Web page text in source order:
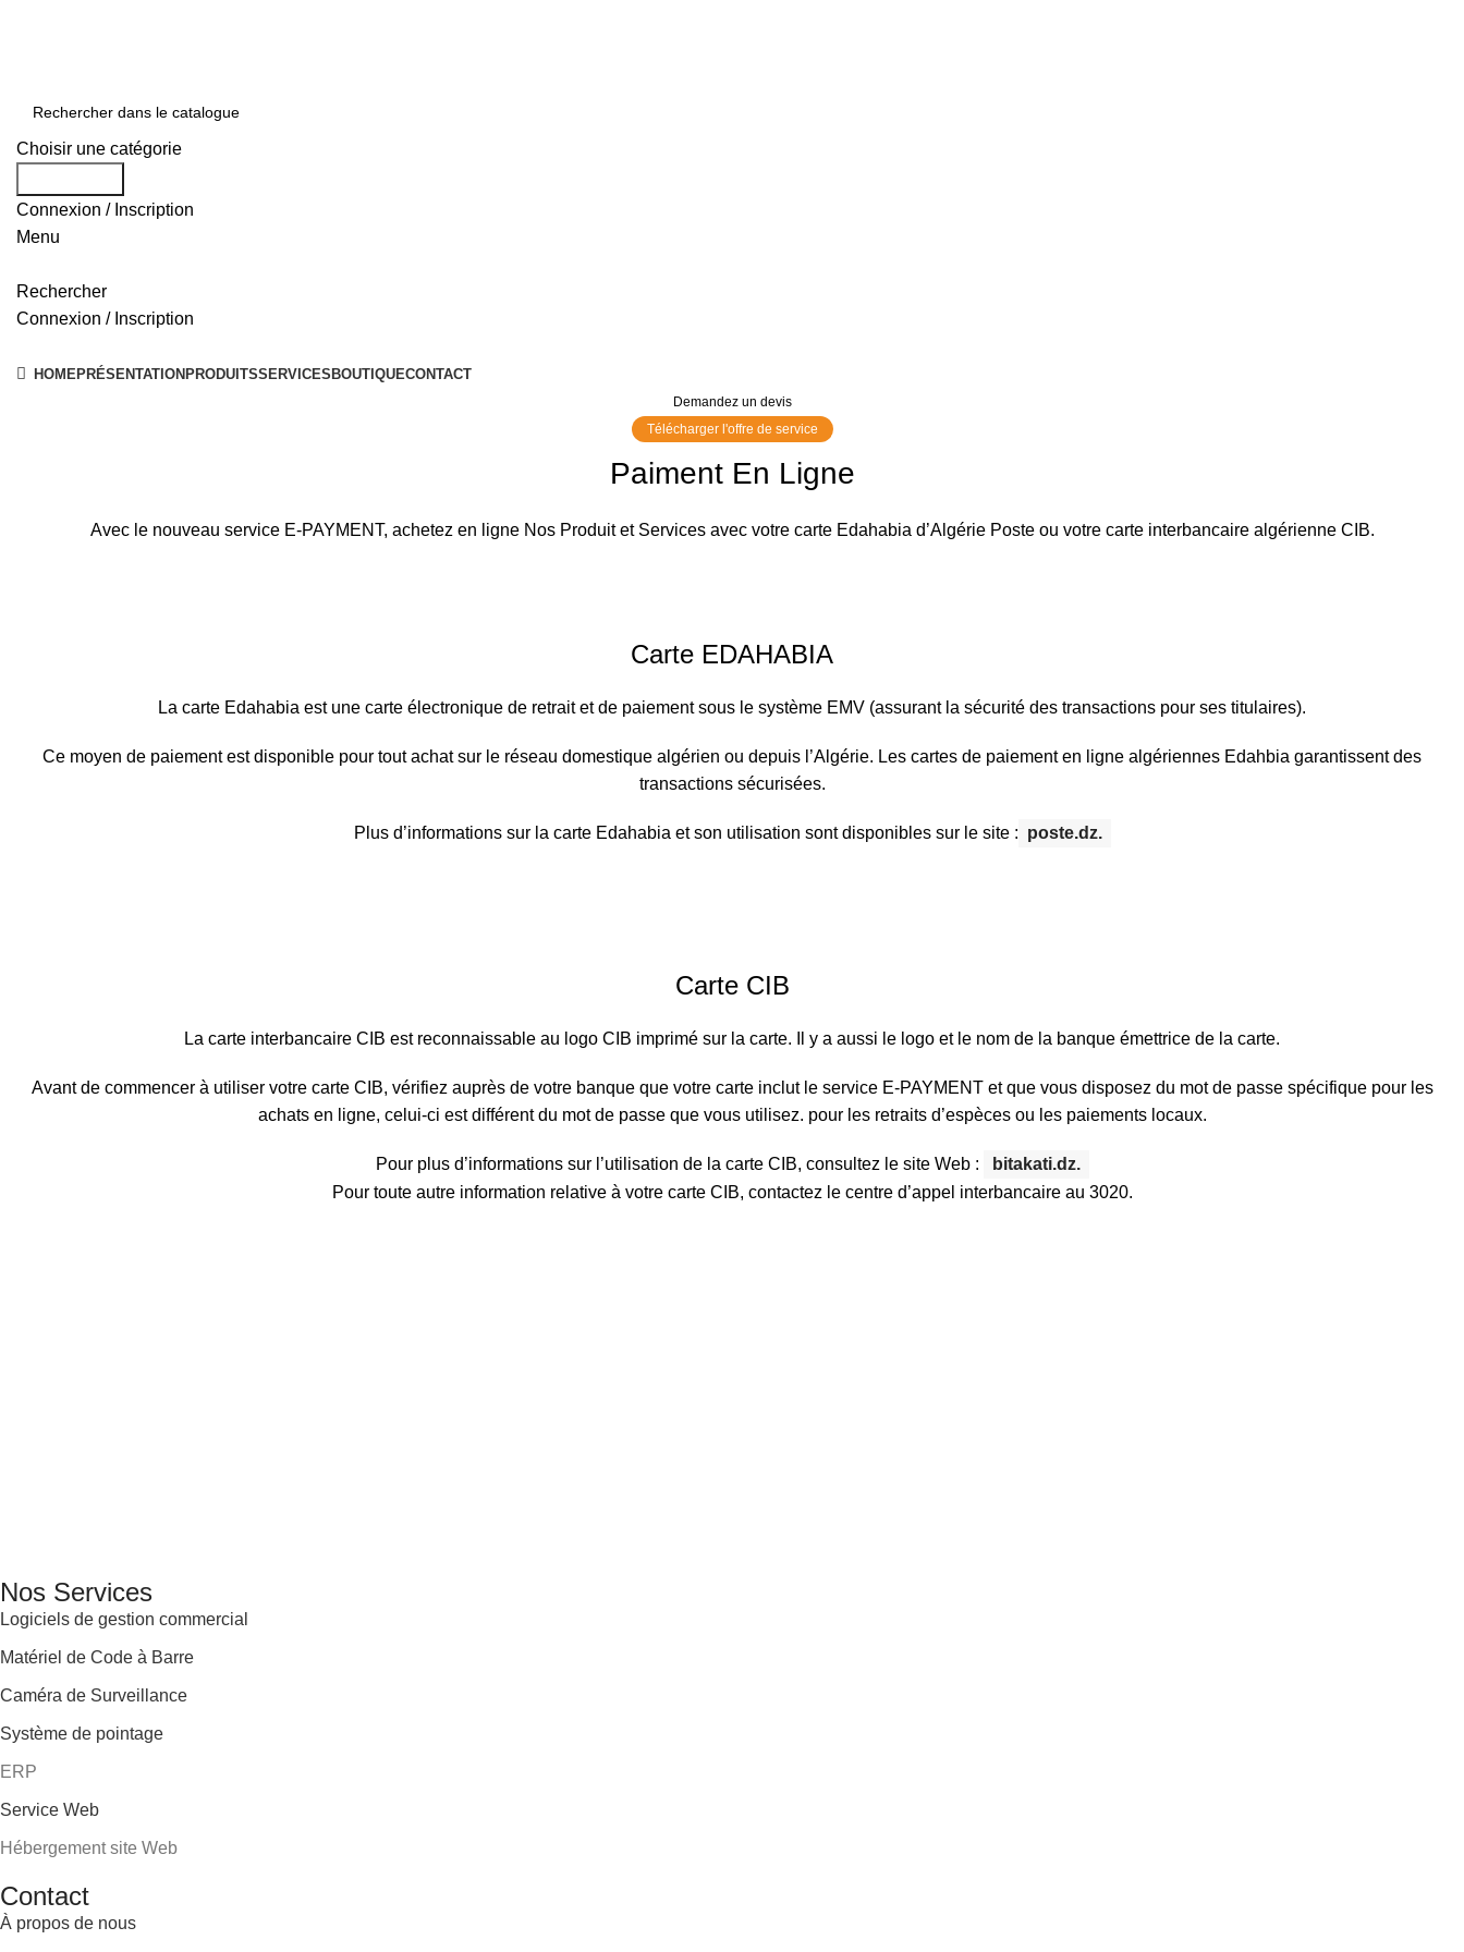
Choisir une catégorie
Connexion / Inscription
Menu
Rechercher
Connexion / Inscription
HOMEPRÉSENTATIONPRODUITSSERVICESBOUTIQUECONTACT
Demandez un devis
Télécharger l'offre de service
Paiment En Ligne
Avec le nouveau service E-PAYMENT, achetez en ligne Nos Produit et Services avec votre carte Edahabia d’Algérie Poste ou votre carte interbancaire algérienne CIB.
Carte EDAHABIA
La carte Edahabia est une carte électronique de retrait et de paiement sous le système EMV (assurant la sécurité des transactions pour ses titulaires).
Ce moyen de paiement est disponible pour tout achat sur le réseau domestique algérien ou depuis l’Algérie. Les cartes de paiement en ligne algériennes Edahbia garantissent des
transactions sécurisées.
Plus d’informations sur la carte Edahabia et son utilisation sont disponibles sur le site : poste.dz.
Carte CIB
La carte interbancaire CIB est reconnaissable au logo CIB imprimé sur la carte. Il y a aussi le logo et le nom de la banque émettrice de la carte.
Avant de commencer à utiliser votre carte CIB, vérifiez auprès de votre banque que votre carte inclut le service E-PAYMENT et que vous disposez du mot de passe spécifique pour les
achats en ligne, celui-ci est différent du mot de passe que vous utilisez. pour les retraits d’espèces ou les paiements locaux.
Pour plus d’informations sur l’utilisation de la carte CIB, consultez le site Web :
bitakati.dz.
Pour toute autre information relative à votre carte CIB, contactez le centre d’appel interbancaire au 3020.
Nos Services
Logiciels de gestion commercial
Matériel de Code à Barre
Caméra de Surveillance
Système de pointage
ERP
Service Web
Hébergement site Web
Contact
À propos de nous